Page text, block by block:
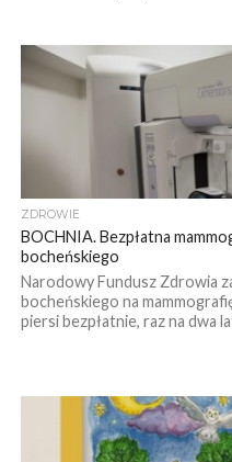
ZDROWIE
BOCHNIA. Bezpłatna
bocheńskiego
Narodowy Fundusz Zdrowia
bocheńskiego na
piersi bezpłatnie, raz na dwa